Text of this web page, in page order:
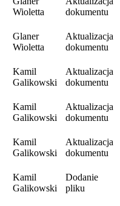
Wioletta
dokumentu
Glaner
Wioletta
Aktualizacja
dokumentu
Kamil
Galikowski
Aktualizacja
dokumentu
Kamil
Galikowski
Aktualizacja
dokumentu
Kamil
Galikowski
Aktualizacja
dokumentu
Kamil
Galikowski
Dodanie
pliku